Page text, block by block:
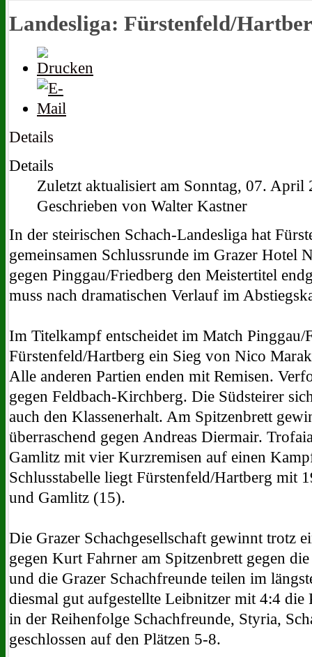
Landesliga: Fürstenfeld/
Details
Details
Zuletzt aktualisiert am Sonntag, 07. April
Geschrieben von Walter Kastner
In der steirischen Schach-Landesliga hat
gemeinsamen Schlussrunde im Grazer Hotel
gegen Pinggau/Friedberg den Meistertitel
muss nach dramatischen Verlauf im
Im Titelkampf entscheidet im Match Pinggau/
Fürstenfeld/Hartberg ein Sieg von Nico
Alle anderen Partien enden mit Remisen.
gegen Feldbach-Kirchberg. Die Südsteirer
auch den Klassenerhalt. Am Spitzenbrett
überraschend gegen Andreas Diermair.
Gamlitz mit vier Kurzremisen auf einen
Schlusstabelle liegt Fürstenfeld/Hartberg mit
und Gamlitz (15).
Die Grazer Schachgesellschaft gewinnt trotz
gegen Kurt Fahrner am Spitzenbrett gegen
und die Grazer Schachfreunde teilen im
diesmal gut aufgestellte Leibnitzer mit 4:4 die
in der Reihenfolge Schachfreunde, Styria,
geschlossen auf den Plätzen 5-8.